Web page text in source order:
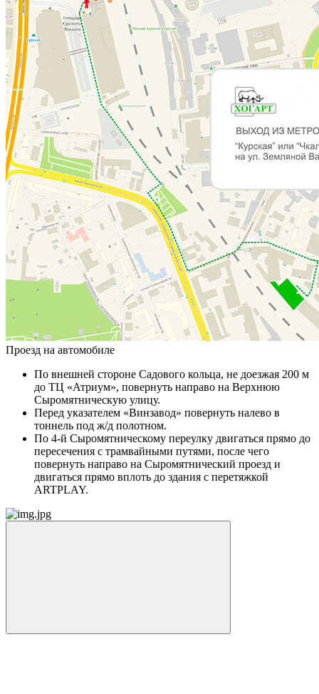
Проезд на автомобиле
По внешней стороне Садового кольца, не доезжая 200 м
до ТЦ «Атриум», повернуть направо на Верхнюю
Сыромятническую улицу.
Перед указателем «Винзавод» повернуть налево в
тоннель под ж/д полотном.
По 4-й Сыромятническому переулку двигаться прямо до
пересечения с трамвайными путями, после чего
повернуть направо на Сыромятнический проезд и
двигаться прямо вплоть до здания с перетяжкой
ARTPLAY.